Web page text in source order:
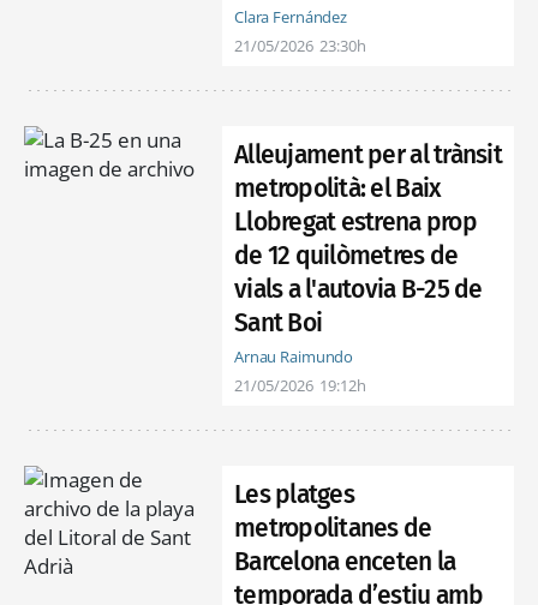
Clara Fernández
21/05/2026 23:30h
Alleujament per al trànsit
metropolità: el Baix
Llobregat estrena prop
de 12 quilòmetres de
vials a l'autovia B-25 de
Sant Boi
Arnau Raimundo
21/05/2026 19:12h
Les platges
metropolitanes de
Barcelona enceten la
temporada d’estiu amb